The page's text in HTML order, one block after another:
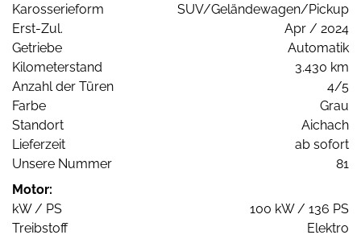
Karosserieform
SUV/Geländewagen/Pickup
Erst-Zul.
Apr / 2024
Getriebe
Automatik
Kilometerstand
3.430 km
Anzahl der Türen
4/5
Farbe
Grau
Standort
Aichach
Lieferzeit
ab sofort
Unsere Nummer
81
Motor:
kW / PS
100 kW / 136 PS
Treibstoff
Elektro